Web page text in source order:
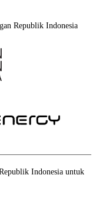
Republik Indonesia
Indonesia untuk